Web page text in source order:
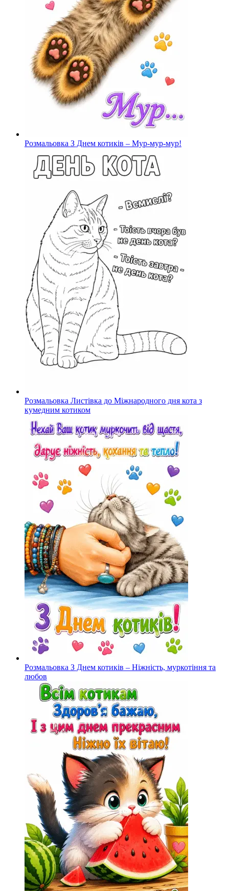
Розмальовка З Днем котиків – Мур-мур-мур!
Розмальовка Листівка до Міжнародного дня кота з
кумедним котиком
Розмальовка З Днем котиків – Ніжність, муркотіння та
любов